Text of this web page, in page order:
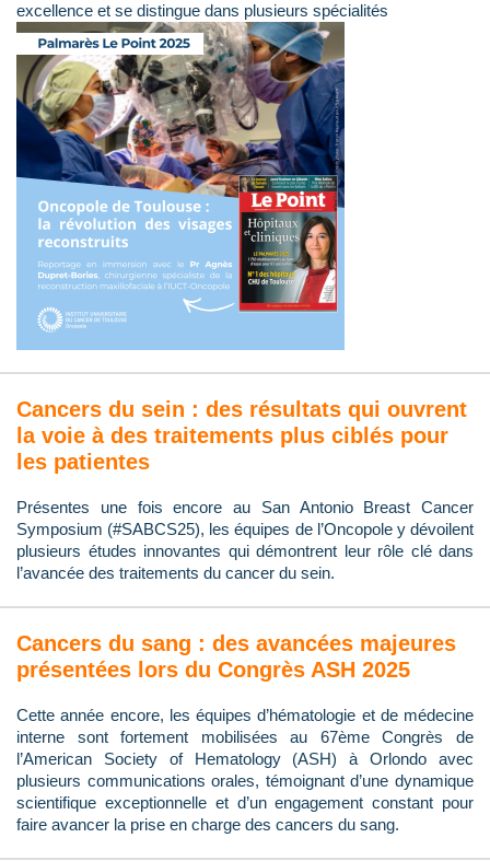
excellence et se distingue dans plusieurs spécialités
Cancers du sein : des résultats qui ouvrent
la voie à des traitements plus ciblés pour
les patientes
Présentes une fois encore au San Antonio Breast Cancer
Symposium (#SABCS25), les équipes de l’Oncopole y dévoilent
plusieurs études innovantes qui démontrent leur rôle clé dans
l’avancée des traitements du cancer du sein.
Cancers du sang : des avancées majeures
présentées lors du Congrès ASH 2025
Cette année encore, les équipes d’hématologie et de médecine
interne sont fortement mobilisées au 67ème Congrès de
l’American Society of Hematology (ASH) à Orlondo avec
plusieurs communications orales, témoignant d’une dynamique
scientifique exceptionnelle et d’un engagement constant pour
faire avancer la prise en charge des cancers du sang.